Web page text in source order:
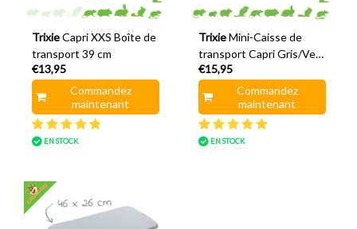
Trixie Capri XXS Boîte de
transport 39 cm
€13,95
Commandez
maintenant
EN STOCK
Trixie Mini-Caisse de
transport Capri Gris/Vert
40 cm
€15,95
Commandez
maintenant
EN STOCK